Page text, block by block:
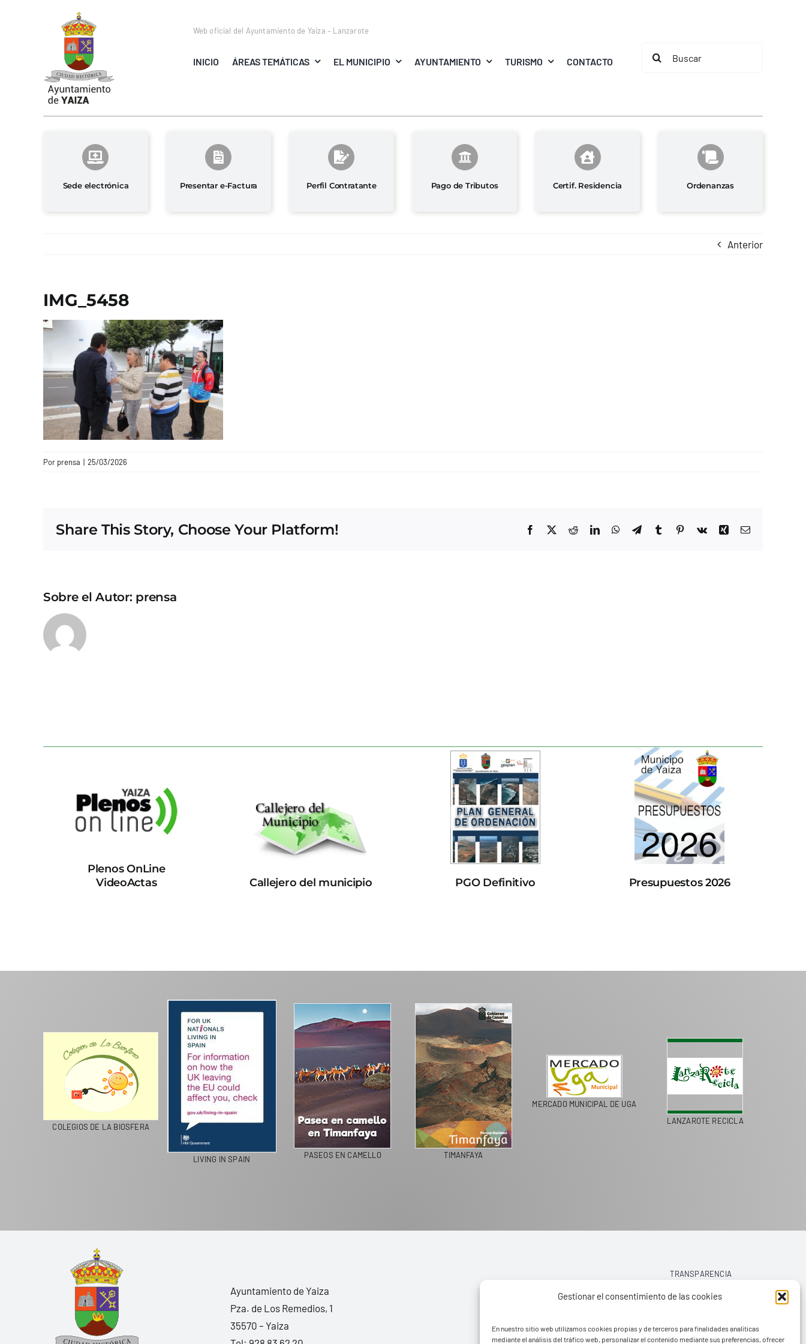
Gestionar el consentimiento de las cookies
En nuestro sitio web utilizamos cookies propias y de terceros para finalidades analíticas
mediante el análisis del tráfico web, personalizar el contenido mediante sus preferencias, ofrecer
Web oficial del Ayuntamiento de Yaiza – Lanzarote
INICIO ÁREAS TEMÁTICAS EL MUNICIPIO AYUNTAMIENTO TURISMO CONTACTO
Buscar:
Sede electrónica Presentar e-Factura Perfil Contratante Pago de Tributos Certif. Residencia Ordenanzas
Anterior
IMG_5458
Por prensa | 25/03/2026
Share This Story, Choose Your Platform! Facebook
X RedditLinkedInWhatsApp
TelegramTumblrPinterest
Vk Xing Correo
Sobre el Autor: prensa
Plenos OnLine
VideoActas
Callejero del municipio PGO Definitivo Presupuestos 2026
COLEGIOS DE LA BIOSFERA
LIVING IN SPAIN PASEOS EN CAMELLO TIMANFAYA
MERCADO MUNICIPAL DE UGA
LANZAROTE RECICLA
Ayuntamiento de Yaiza
Pza. de Los Remedios, 1
35570 – Yaiza
TRANSPARENCIA
AVISO LEGAL
POLÍTICA DE PRIVACIDAD